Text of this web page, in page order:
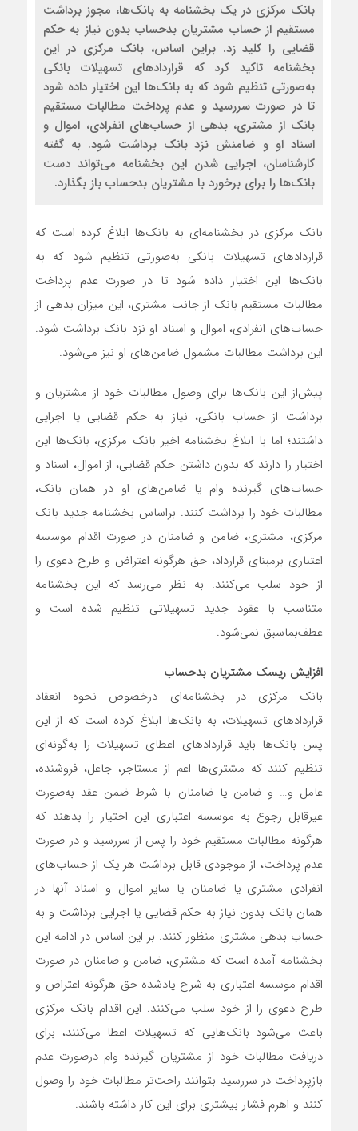
بانک مرکزی در یک بخشنامه به بانک‌ها، مجوز برداشت
مستقیم از حساب مشتریان بدحساب بدون نیاز به حکم
قضایی را کلید زد. براین اساس، بانک مرکزی در این
بخشنامه تاکید کرد که قراردادهای تسهیلات بانکی
به‌صورتی تنظیم شود که به بانک‌ها این اختیار داده شود
تا در صورت سررسید و عدم پرداخت مطالبات مستقیم
بانک از مشتری، بدهی از حساب‌های انفرادی، اموال و
اسناد او و ضامنش نزد بانک برداشت شود. به گفته
کارشناسان، اجرایی شدن این بخشنامه می‌تواند دست
بانک‌ها را برای برخورد با مشتریان بدحساب باز بگذارد.
بانک مرکزی در بخشنامه‌‌ای به بانک‌‌ها ابلاغ کرده است که
قراردادهای تسهیلات بانکی به‌‌صورتی تنظیم شود که به
بانک‌‌ها این اختیار داده شود تا در صورت عدم پرداخت
مطالبات مستقیم بانک از جانب مشتری، این میزان بدهی از
حساب‌‌های انفرادی، اموال و اسناد او نزد بانک برداشت شود.
این برداشت مطالبات مشمول ضامن‌های او نیز می‌شود.
پیش‌‌از این بانک‌‌ها برای وصول مطالبات خود از مشتریان و
برداشت از حساب‌‌ بانکی، نیاز به حکم قضایی یا اجرایی
داشتند؛ اما با ابلاغ بخشنامه اخیر بانک مرکزی، بانک‌‌ها این
اختیار را دارند که بدون داشتن حکم قضایی، از اموال، اسناد و
حساب‌‌های گیرنده وام یا ضامن‌‌های او در همان بانک،
مطالبات خود را برداشت کنند. براساس بخشنامه جدید بانک
مرکزی، مشتری، ضامن و ضامنان در صورت اقدام موسسه
اعتباری برمبنای قرارداد، حق هرگونه اعتراض و طرح دعوی را
از خود سلب می‌‌کنند. به نظر می‌رسد که این بخشنامه
متناسب با عقود جدید تسهیلاتی تنظیم شده است و
عطف‌بماسبق نمی‌شود.
افزایش ریسک مشتریان بدحساب
بانک مرکزی در بخشنامه‌‌ای درخصوص نحوه انعقاد
قراردادهای تسهیلات، به بانک‌‌ها ابلاغ کرده است که از این
پس بانک‌‌ها باید قراردادهای اعطای تسهیلات را به‌‌گونه‌‌ای
تنظیم کنند که مشتری‌‌ها اعم از مستاجر، جاعل، فروشنده،
عامل و… و ضامن یا ضامنان با شرط ضمن عقد به‌‌صورت
غیرقابل رجوع به موسسه اعتباری این اختیار را بدهند که
هرگونه مطالبات مستقیم خود را پس از سررسید و در صورت
عدم پرداخت، از موجودی قابل برداشت هر یک از حساب‌‌های
انفرادی مشتری یا ضامنان یا سایر اموال و اسناد آنها در
همان بانک بدون نیاز به حکم قضایی یا اجرایی برداشت و به
حساب بدهی مشتری منظور کنند. بر این اساس در ادامه این
بخشنامه آمده است که مشتری، ضامن و ضامنان در صورت
اقدام موسسه اعتباری به شرح یادشده حق هرگونه اعتراض و
طرح دعوی را از خود سلب می‌‌کنند. این اقدام بانک مرکزی
باعث می‌‌شود بانک‌‌هایی که تسهیلات اعطا می‌‌کنند، برای
دریافت مطالبات خود از مشتریان گیرنده وام درصورت عدم
بازپرداخت در سررسید بتوانند راحت‌‌تر مطالبات خود را وصول
کنند و اهرم فشار بیشتری برای این کار داشته باشند.